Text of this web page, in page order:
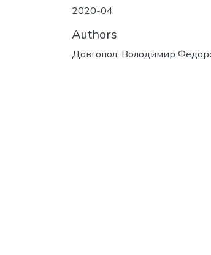
2020-04
Authors
Довгопол, Володимир